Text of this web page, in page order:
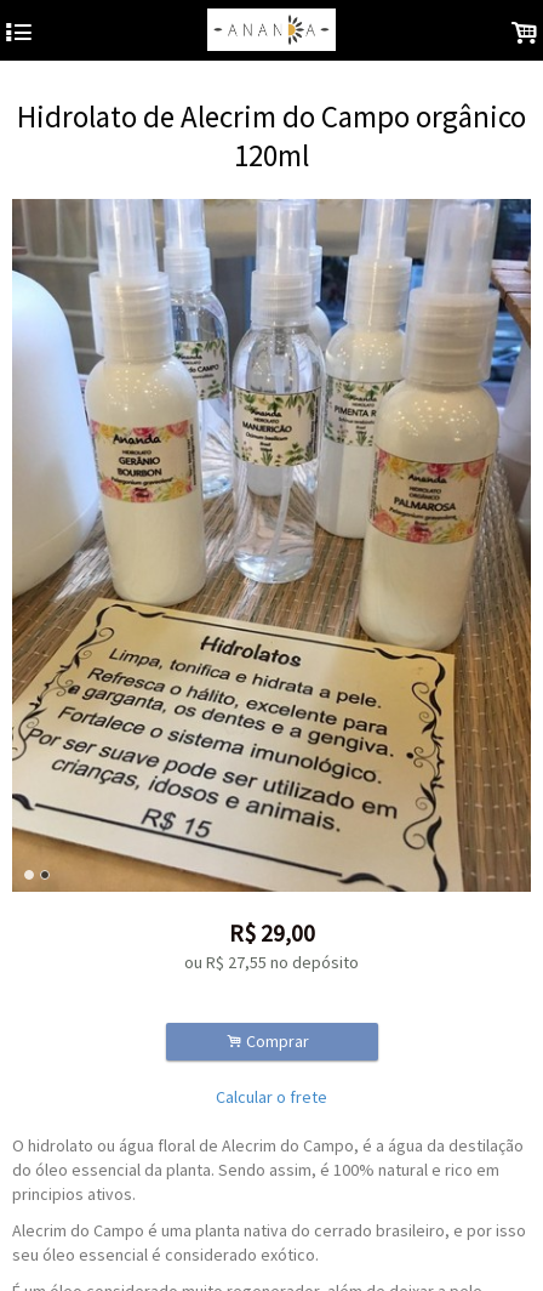
4 .
Hidrolato de Alecrim do Campo orgânico
120ml
R$ 29,00
ou R$ 27,55 no depósito
. Comprar
Calcular o frete
O hidrolato ou água floral de Alecrim do Campo, é a água da destilação
do óleo essencial da planta. Sendo assim, é 100% natural e rico em
principios ativos.
Alecrim do Campo é uma planta nativa do cerrado brasileiro, e por isso
seu óleo essencial é considerado exótico.